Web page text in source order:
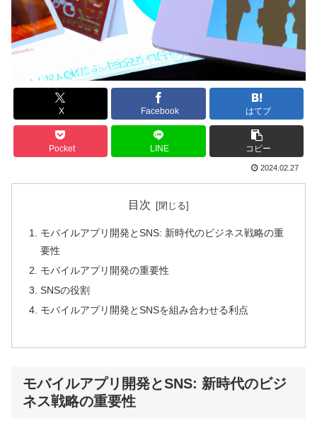
X Facebook はてブ
Pocket LINE コピー
2024.02.27
目次
モバイルアプリ開発とSNS: 新時代のビジネス戦略の重
要性
モバイルアプリ開発の重要性
SNSの役割
モバイルアプリ開発とSNSを組み合わせる利点
モバイルアプリ開発とSNS: 新時代のビジ
ネス戦略の重要性